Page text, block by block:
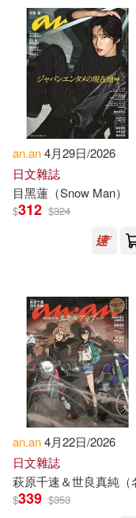
E. A. Wallis(4)
Ra’anan(4)
Saint(4)
Aruncharatorn(3)
Ph.d.(3)
The Revd
그웬돌린（
Ali Anane(2)
Alie Anane/
Anan (EDT)(2)
出版社 (可複選)
慕客館(107)
MAGAZINE
マガジンハウス
warner music(4)
Amer Society
Ams Pr Inc(1)
Bloomsbury
Johns Hopkins
(可複選)
可超商取貨(243)
可海外宅配(241)
可港澳店取(227)
可新加坡店取
可菲律賓店取
an.an4月29日/2026
日文雜誌
目黑蓮（Snow Man）
$312 $324
an.an4月22日/2026
日文雜誌
$339 $353